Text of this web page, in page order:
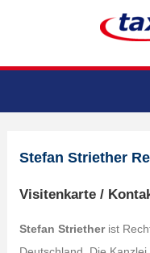
Stefan Striether
Visitenkarte /
Stefan Strietherist